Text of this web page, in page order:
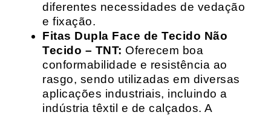
diferentes necessidades de vedação
e fixação.
Fitas Dupla Face de Tecido Não
Tecido – TNT: Oferecem boa
conformabilidade e resistência ao
rasgo, sendo utilizadas em diversas
aplicações industriais, incluindo a
indústria têxtil e de calçados. A